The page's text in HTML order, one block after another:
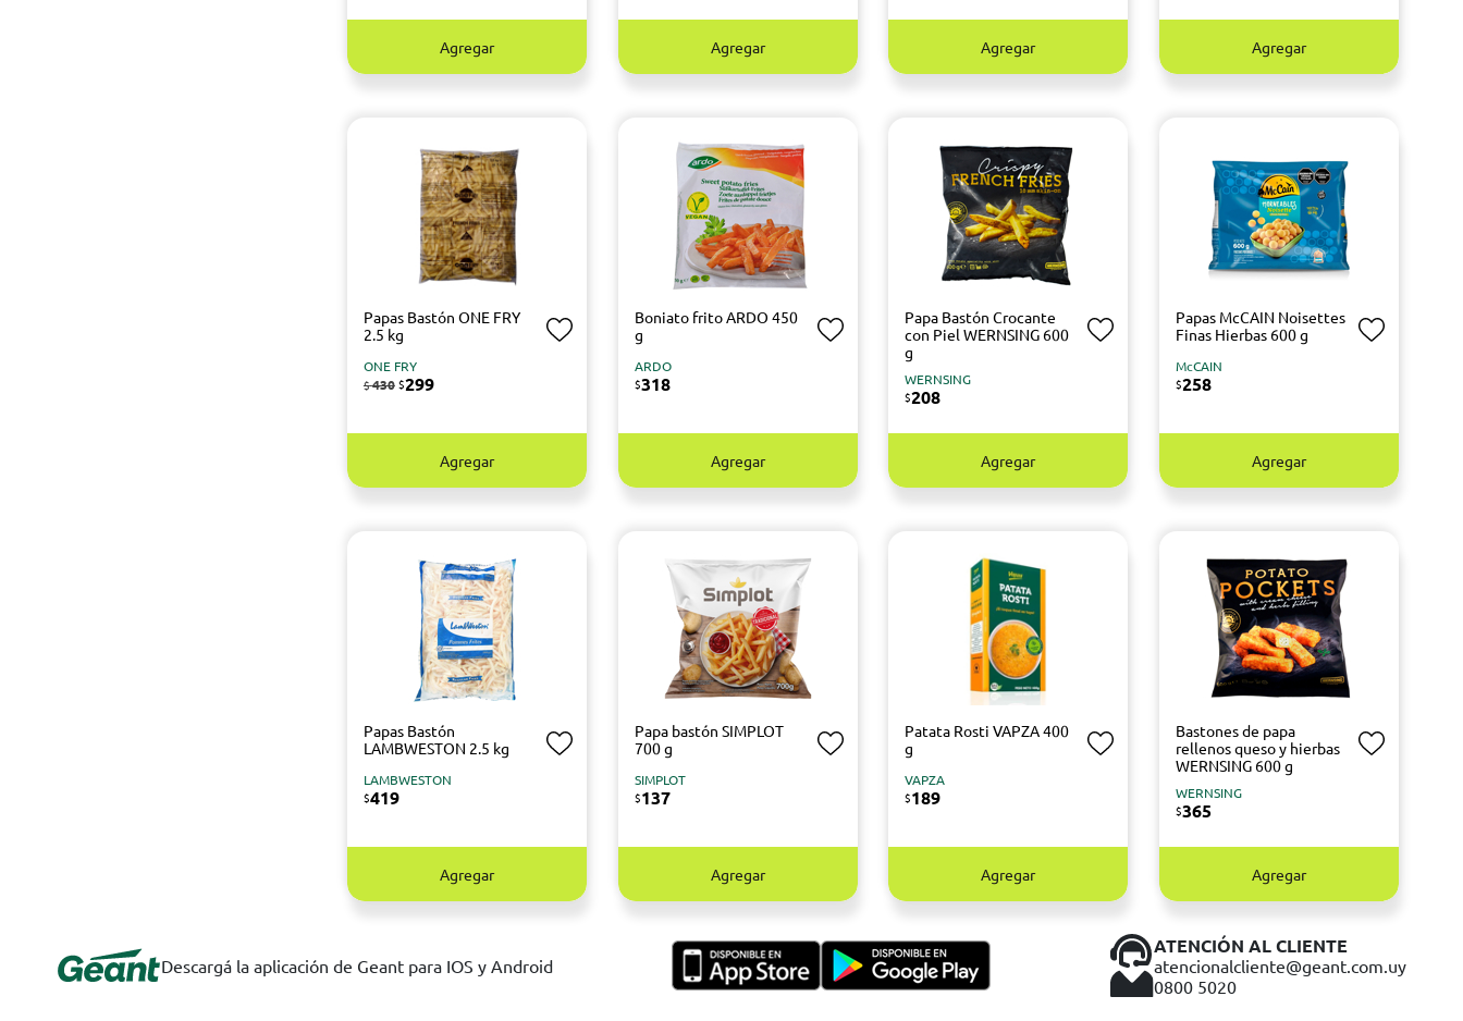
Agregar Agregar Agregar Agregar
Papas Bastón ONE FRY
2.5 kg
ONE FRY
$430 $299
Agregar
Boniato frito ARDO 450
g
ARDO
$318
Agregar
Papa Bastón Crocante
con Piel WERNSING 600
g
WERNSING
$208
Agregar
Papas McCAIN Noisettes
Finas Hierbas 600 g
McCAIN
$258
Agregar
Papas Bastón
LAMBWESTON 2.5 kg
LAMBWESTON
$419
Agregar
Papa bastón SIMPLOT
700 g
SIMPLOT
$137
Agregar
Patata Rosti VAPZA 400
g
VAPZA
$189
Agregar
Bastones de papa
rellenos queso y hierbas
WERNSING 600 g
WERNSING
$365
Agregar
Descargá la aplicación de Geant para IOS y Android
ATENCIÓN AL CLIENTE
atencionalcliente@geant.com.uy
0800 5020